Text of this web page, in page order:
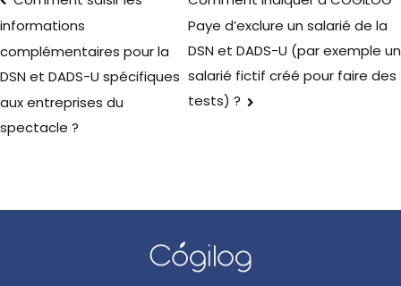
informations
complémentaires pour la
DSN et DADS-U spécifiques
aux entreprises du
spectacle ?
Paye d’exclure un salarié de la
DSN et DADS-U (par exemple un
salarié fictif créé pour faire des
tests) ?